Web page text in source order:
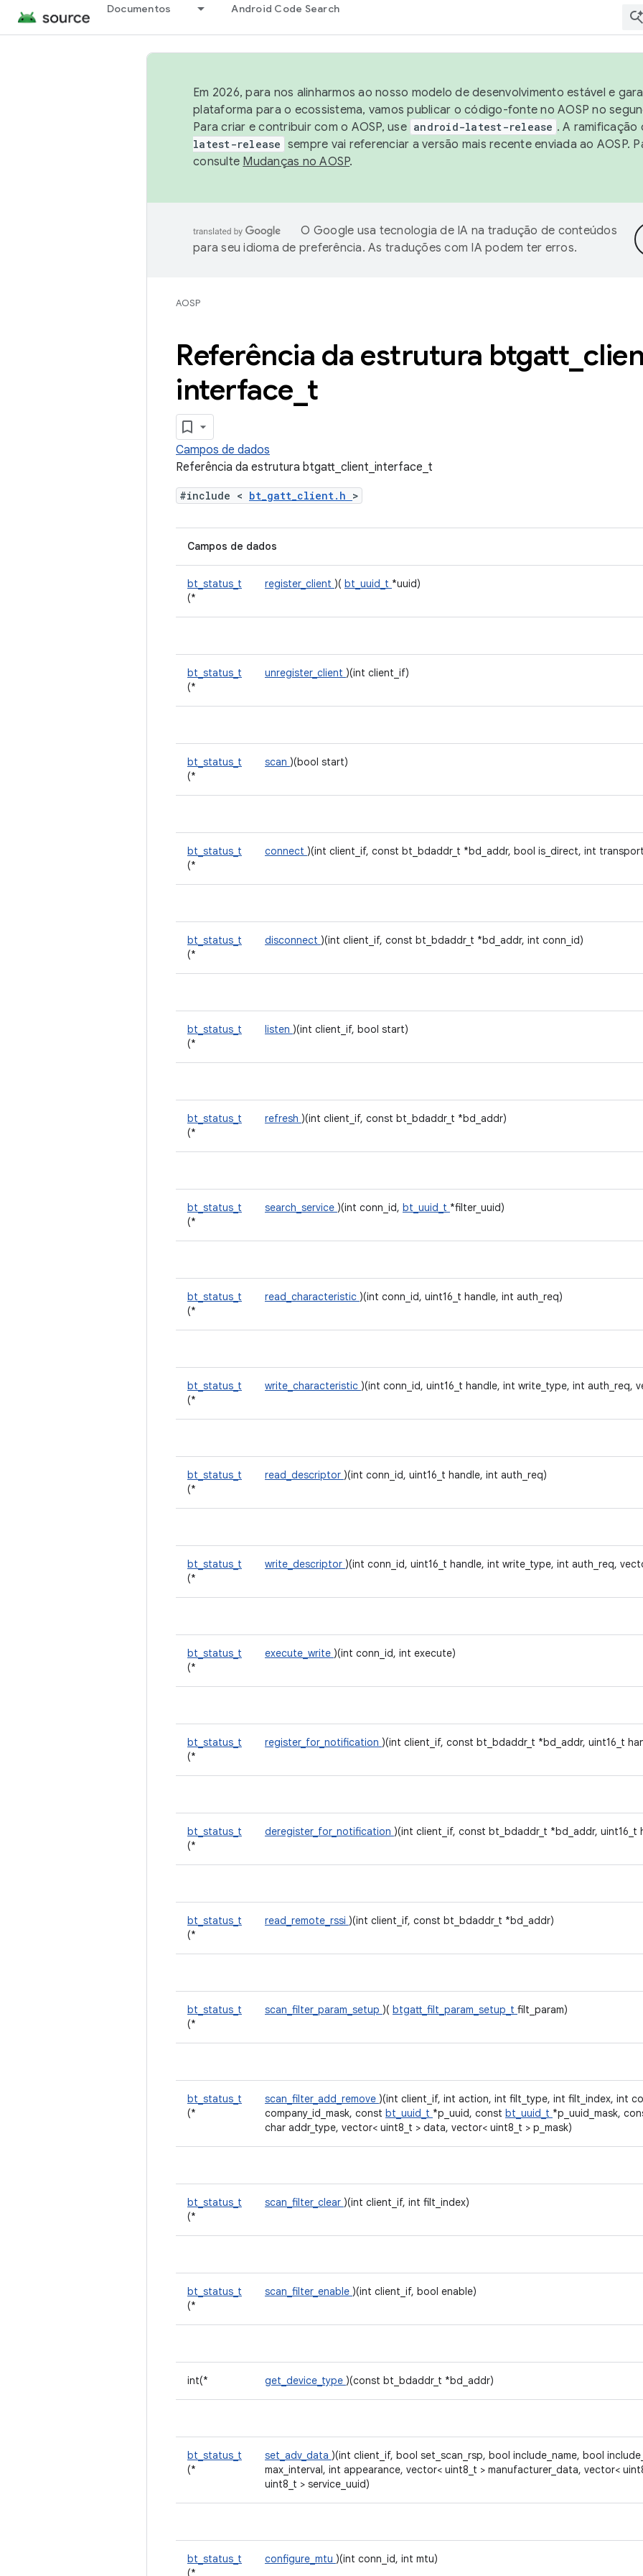
Documentos Android Code Search
Em 2026, para nos alinharmos ao nosso modelo de desenvolvimento estável e
plataforma para o ecossistema, vamos publicar o código-fonte no AOSP no
Para criar e contribuir com o AOSP, use android-latest-release . A
latest-release sempre vai referenciar a versão mais recente enviada ao AOSP.
consulte Mudanças no AOSP.
O Google usa tecnologia de IA na tradução de conteúdos
para seu idioma de preferência. As traduções com IA podem ter erros.
AOSP
Referência da estrutura btgatt
interface t
Campos de dados
Referência da estrutura btgatt_client_interface_t
#include < bt_gatt_client.h >
Campos de dados
bt_status_t
(*
register_client )( bt_uuid_t *uuid)
bt_status_t
(*
unregister_client )(int client_if)
bt_status_t
(*
scan )(bool start)
bt_status_t
(*
connect )(int client_if, const bt_bdaddr_t *bd_addr, bool is_direct, int
bt_status_t
(*
disconnect )(int client_if, const bt_bdaddr_t *bd_addr, int conn_id)
bt_status_t
(*
listen )(int client_if, bool start)
bt_status_t
(*
refresh )(int client_if, const bt_bdaddr_t *bd_addr)
bt_status_t
(*
search_service )(int conn_id, bt_uuid_t *filter_uuid)
bt_status_t
(*
read_characteristic )(int conn_id, uint16_t handle, int auth_req)
bt_status_t
(*
write_characteristic )(int conn_id, uint16_t handle, int write_type, int auth_req,
bt_status_t
(*
read_descriptor )(int conn_id, uint16_t handle, int auth_req)
bt_status_t
(*
write_descriptor )(int conn_id, uint16_t handle, int write_type, int auth_req,
bt_status_t
(*
execute_write )(int conn_id, int execute)
bt_status_t
(*
register_for_notification )(int client_if, const bt_bdaddr_t *bd_addr, uint16_t
bt_status_t
(*
deregister_for_notification )(int client_if, const bt_bdaddr_t *bd_addr, uint16_t
bt_status_t
(*
read_remote_rssi )(int client_if, const bt_bdaddr_t *bd_addr)
bt_status_t
(*
scan_filter_param_setup )( btgatt_filt_param_setup_t filt_param)
bt_status_t
(*
scan_filter_add_remove )(int client_if, int action, int filt_type, int filt_index, int
company_id_mask, const bt_uuid_t *p_uuid, const bt_uuid_t *p_uuid_mask,
char addr_type, vector< uint8_t > data, vector< uint8_t > p_mask)
bt_status_t
(*
scan_filter_clear )(int client_if, int filt_index)
bt_status_t
(*
scan_filter_enable )(int client_if, bool enable)
int(* get_device_type )(const bt_bdaddr_t *bd_addr)
bt_status_t
(*
set_adv_data )(int client_if, bool set_scan_rsp, bool include_name, bool
max_interval, int appearance, vector< uint8_t > manufacturer_data, vector<
uint8_t > service_uuid)
bt_status_t
(*
configure_mtu )(int conn_id, int mtu)